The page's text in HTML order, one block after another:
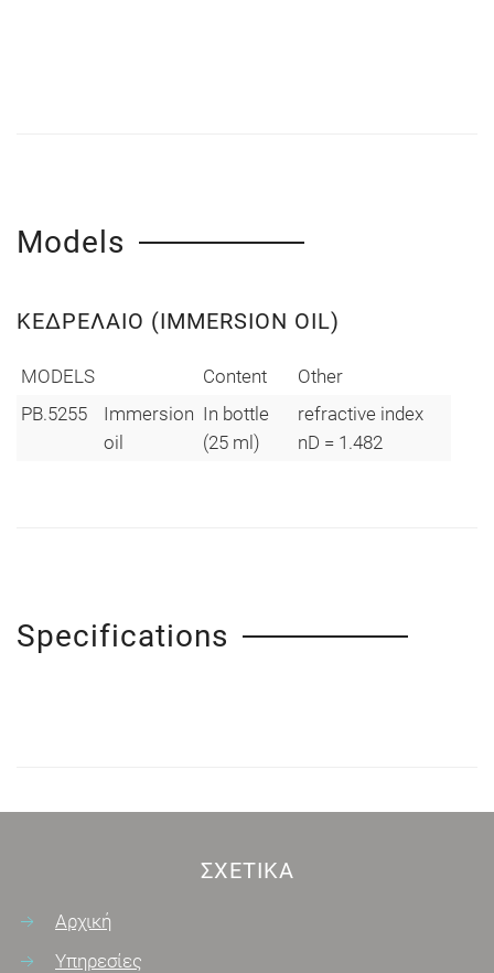
Models
ΚΕΔΡΈΛΑΙΟ (IMMERSION OIL)
MODELS Content
Other
PB.5255
Immersion
oil
In bottle
(25 ml)
refractive index
nD = 1.482
Specifications
ΣΧΕΤΙΚΆ
Αρχική
Υπηρεσίες